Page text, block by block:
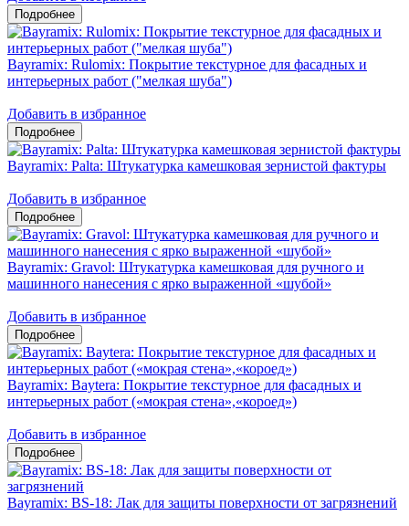
Bayramix: Rulomix: Покрытие текстурное для фасадных и
интерьерных работ ("мелкая шуба")
Добавить в избранное
Bayramix: Palta: Штукатурка камешковая зернистой фактуры
Добавить в избранное
Bayramix: Gravol: Штукатурка камешковая для ручного и
машинного нанесения с ярко выраженной «шубой»
Добавить в избранное
Bayramix: Baytera: Покрытие текстурное для фасадных и
интерьерных работ («мокрая стена»,«короед»)
Добавить в избранное
Bayramix: ВS-18: Лак для защиты поверхности от загрязнений